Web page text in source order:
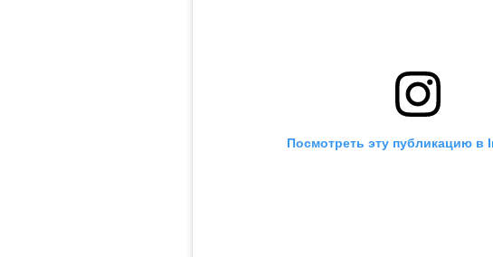
Посмотреть эту публикацию в